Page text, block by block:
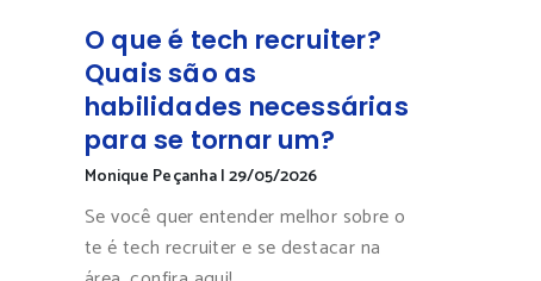
O que é tech recruiter?
Quais são as
habilidades necessárias
para se tornar um?
Monique Peçanha|29/05/2026
Se você quer entender melhor sobre o
te é tech recruiter e se destacar na